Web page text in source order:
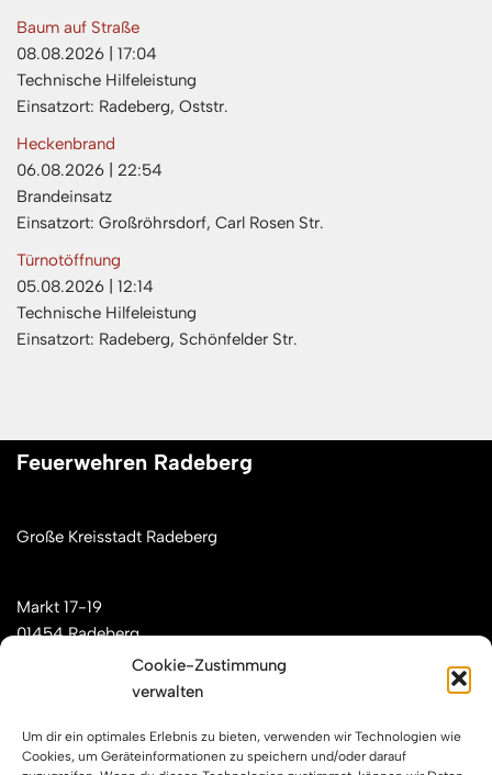
Cookie-Zustimmung
verwalten
Um dir ein optimales Erlebnis zu bieten, verwenden wir Technologien wie
Cookies, um Geräteinformationen zu speichern und/oder darauf
Baum auf Straße
08.08.2026
17:04
Technische Hilfeleistung
Einsatzort: Radeberg, Oststr.
Heckenbrand
06.08.2026
22:54
Brandeinsatz
Einsatzort: Großröhrsdorf, Carl Rosen Str.
Türnotöffnung
05.08.2026
12:14
Technische Hilfeleistung
Einsatzort: Radeberg, Schönfelder Str.
Feuerwehren Radeberg
Große Kreisstadt Radeberg
Markt 17-19
01454 Radeberg
Mail: kontakt[at]feuerwehren-radeberg.de
Feuerwehren Radeberg im Internet